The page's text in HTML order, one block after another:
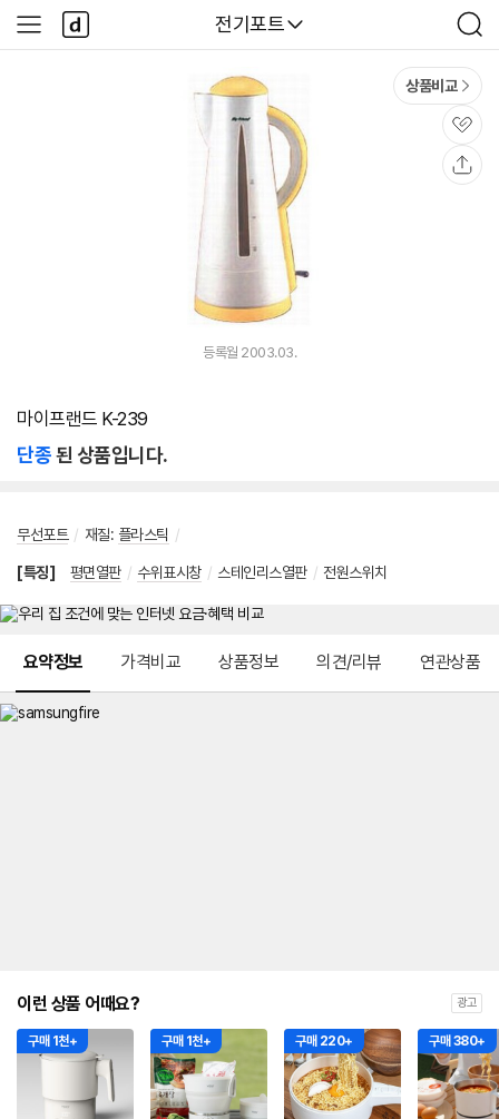
다나와
전기포트
검
색
사
이
다
나
와
상품비교
관
심
등록월 2003.03.
마이프랜드 K-239
단종된 상품입니다.
무선포트 / 재질: 플라스틱 /
[특징] 평면열판 / 수위표시창 / 스테인리스열판 / 전원스위치
요약정보 가격비교 상품정보 의견/리뷰 연관상품
이런 상품 어때요? 광고
구매 1천+ 구매 1천+ 구매 220+ 구매 380+